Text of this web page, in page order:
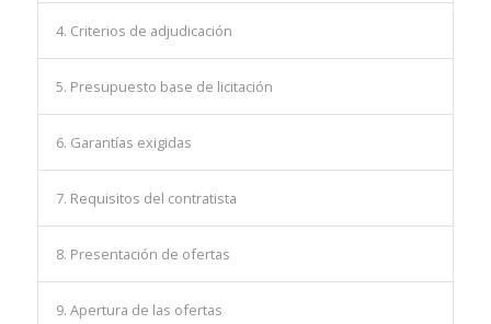
4. Criterios de adjudicación
5. Presupuesto base de licitación
6. Garantías exigidas
7. Requisitos del contratista
8. Presentación de ofertas
9. Apertura de las ofertas